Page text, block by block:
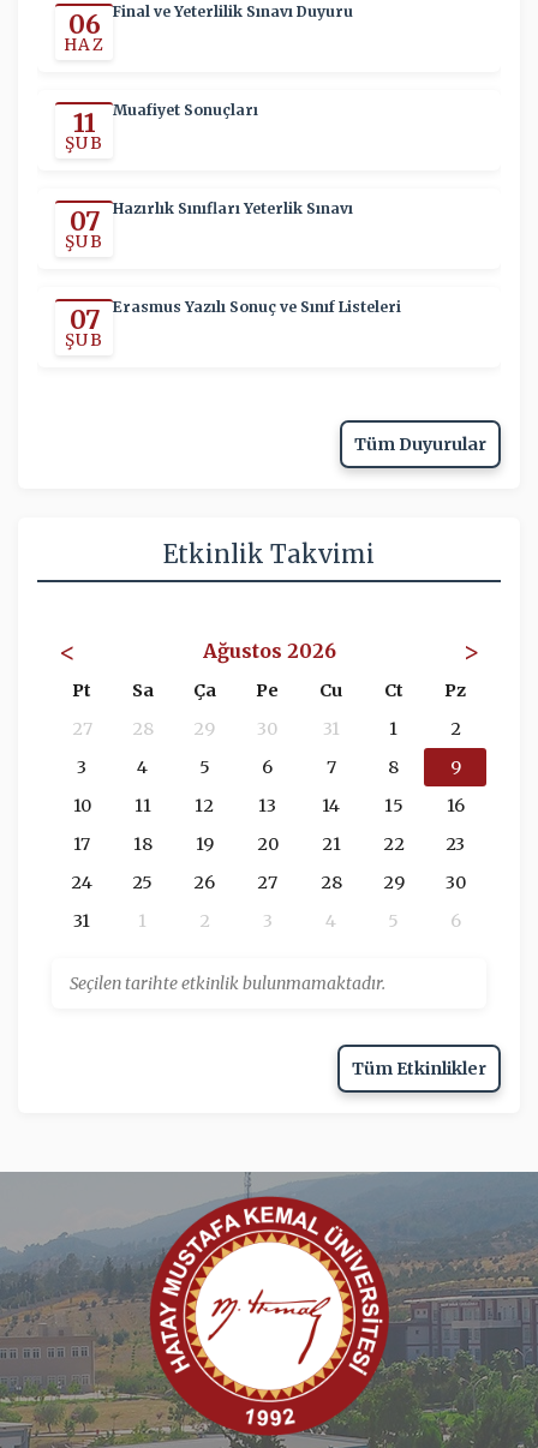
06
HAZ
Final ve Yeterlilik Sınavı Duyuru
11
ŞUB
Muafiyet Sonuçları
07
ŞUB
Hazırlık Sınıfları Yeterlik Sınavı
07
ŞUB
Erasmus Yazılı Sonuç ve Sınıf Listeleri
Tüm Duyurular
Etkinlik Takvimi
< Ağustos 2026 >
Pt Sa Ça Pe Cu Ct
Pz
27
28 29 30 31 1
2
3
4 5 6 7 8
9
10
11 12 13 14 15
16
17
18 19 20 21 22
23
24
25 26 27 28 29
30
31
1 2 3 4 5 6
Seçilen tarihte etkinlik bulunmamaktadır.
Tüm Etkinlikler